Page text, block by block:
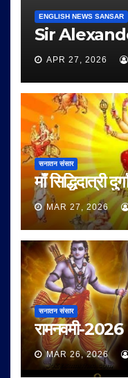
ENGLISH NEWS SANSAR
Sir
APR 27, 2026
सनातन संसार
माँ सिद्धिदात्री
MAR 27, 2026
सनातन संसार
रामनवमी-2026
MAR 26, 2026